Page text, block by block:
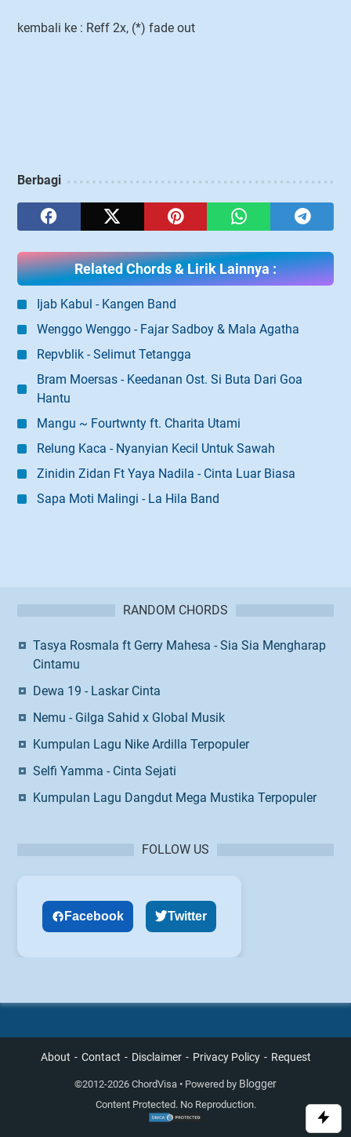
kembali ke : Reff 2x, (*) fade out
Berbagi
Related Chords & Lirik Lainnya :
Ijab Kabul - Kangen Band
Wenggo Wenggo - Fajar Sadboy & Mala Agatha
Repvblik - Selimut Tetangga
Bram Moersas - Keedanan Ost. Si Buta Dari Goa
Hantu
Mangu ~ Fourtwnty ft. Charita Utami
Relung Kaca - Nyanyian Kecil Untuk Sawah
Zinidin Zidan Ft Yaya Nadila - Cinta Luar Biasa
Sapa Moti Malingi - La Hila Band
RANDOM CHORDS
Tasya Rosmala ft Gerry Mahesa - Sia Sia Mengharap
Cintamu
Dewa 19 - Laskar Cinta
Nemu - Gilga Sahid x Global Musik
Kumpulan Lagu Nike Ardilla Terpopuler
Selfi Yamma - Cinta Sejati
Kumpulan Lagu Dangdut Mega Mustika Terpopuler
FOLLOW US
Facebook Twitter
About Contact Disclaimer Privacy Policy Request
©2012-2026 ChordVisa • Powered by Blogger
Content Protected. No Reproduction.